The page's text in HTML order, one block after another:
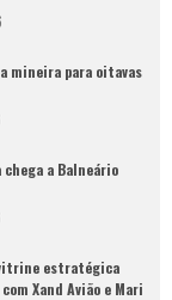
mineira para oitavas
a Balneário
estratégica
Xand Avião e Mari